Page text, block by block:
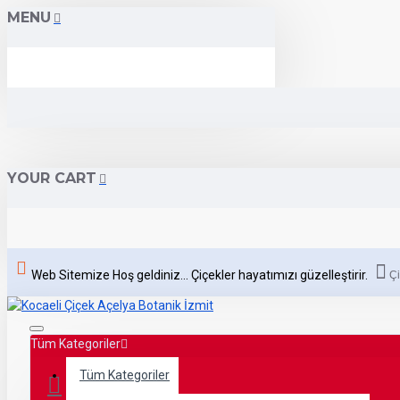
MENU
YOUR CART
Web Sitemize Hoş geldiniz... Çiçekler hayatımızı güzelleştirir.
Tüm Kategoriler
Tüm Kategoriler